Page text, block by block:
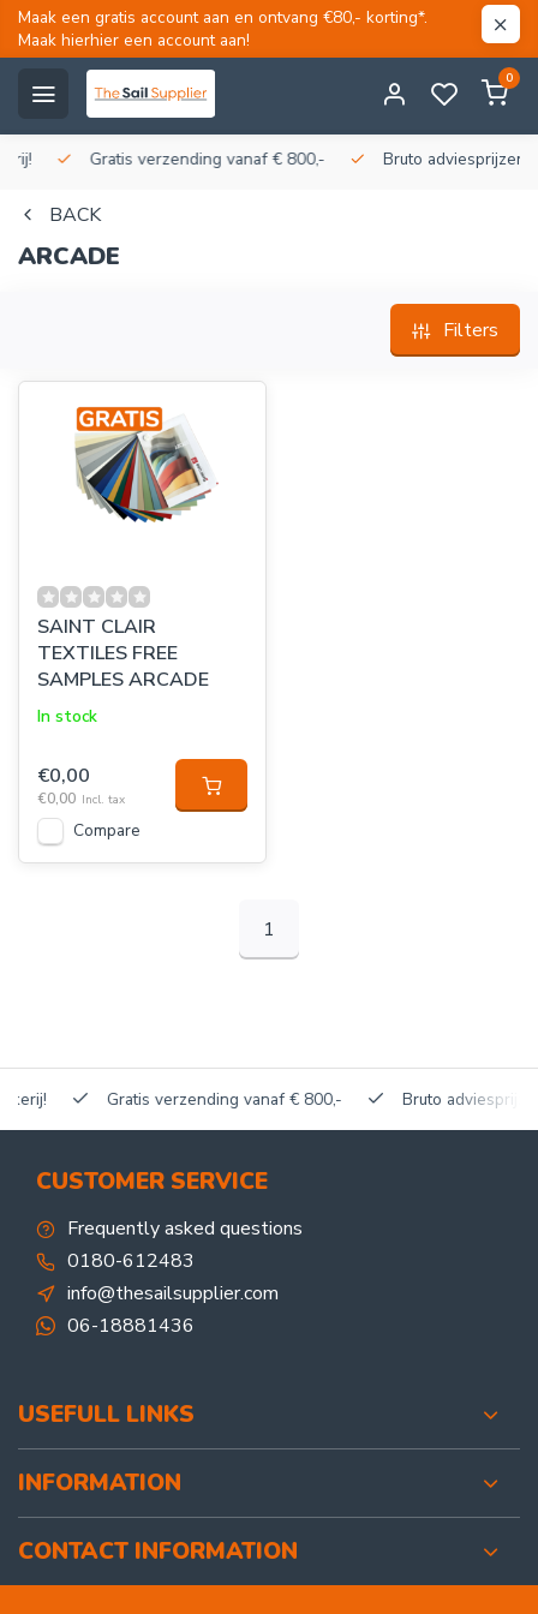
Maak een gratis account aan en ontvang €80,- korting*.
Maak hierhier een account aan!
0
Gratis verzending vanaf € 800,- Bruto adviesprijzen,
BACK
ARCADE
Filters
SAINT CLAIR
TEXTILES FREE
SAMPLES ARCADE
In stock
€0,00
€0,00 Incl. tax
Compare
1
Gratis verzending vanaf € 800,- Bruto adviesprijzen,
CUSTOMER SERVICE
Frequently asked questions
0180-612483
info@thesailsupplier.com
06-18881436
USEFULL LINKS
INFORMATION
CONTACT INFORMATION